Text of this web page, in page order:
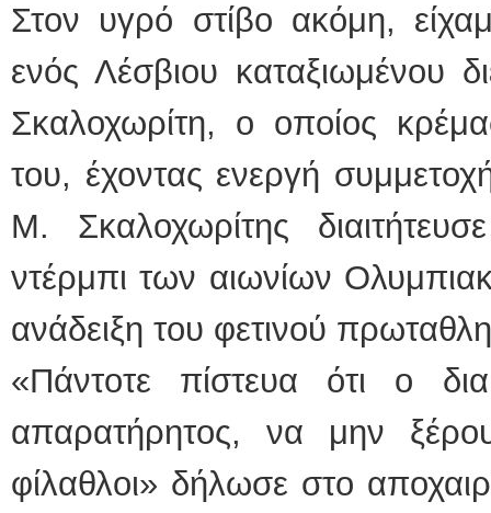
Στον υγρό στίβο ακόμη,
ενός Λέσβιου καταξιωμένου
Σκαλοχωρίτη, ο οποίος
του, έχοντας ενεργή
Μ. Σκαλοχωρίτης
ντέρμπι των αιωνίων
ανάδειξη του φετινού
«Πάντοτε πίστευα ότι ο
απαρατήρητος, να μην
φίλαθλοι» δήλωσε στο